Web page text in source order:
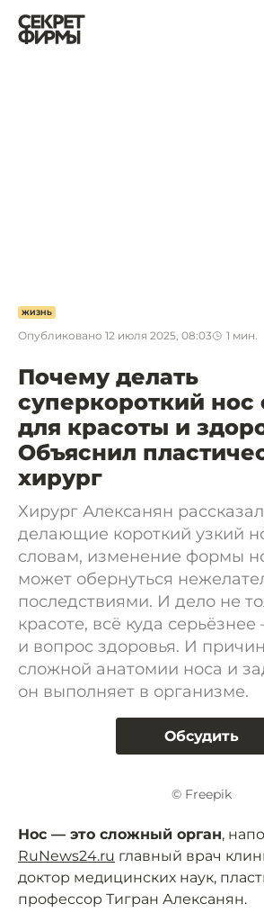
ЖИЗНЬ
Опубликовано 12 июля 2025, 08:03 1 мин.
Почему делать
суперкороткий нос
для красоты и
Объяснил
хирург
Хирург Алексанян
делающие короткий узкий
словам, изменение формы
может обернуться
последствиями. И дело не
красоте, всё куда
и вопрос здоровья. И
сложной анатомии носа и
он выполняет в организме.
Обсудить
© Freepik
Нос — это сложный орган,
RuNews24.ru главный врач
доктор медицинских наук,
профессор Тигран Алексанян.